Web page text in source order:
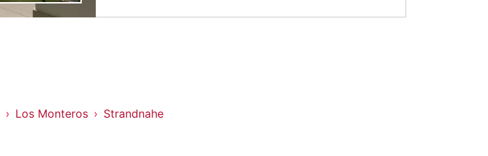
Los Monteros Strandnahe